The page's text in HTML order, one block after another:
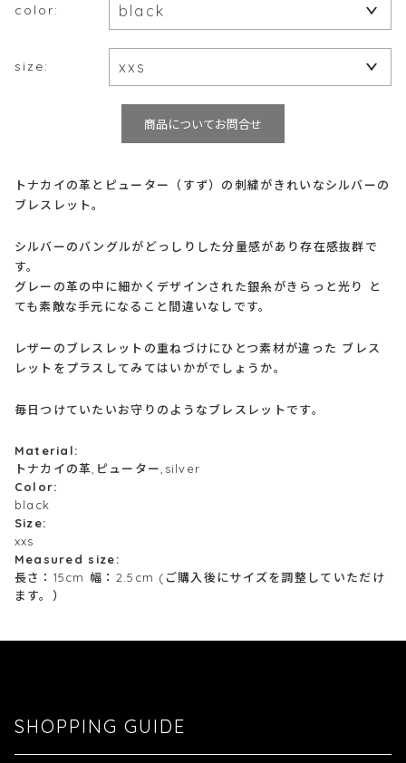
color:
size:
商品についてお問合せ
トナカイの革とピューター（すず）の刺繍がきれいなシルバーの
ブレスレット。
シルバーのバングルがどっしりした分量感があり存在感抜群で
す。
グレーの革の中に細かくデザインされた銀糸がきらっと光り と
ても素敵な手元になること間違いなしです。
レザーのブレスレットの重ねづけにひとつ素材が違った ブレス
レットをプラスしてみてはいかがでしょうか。
毎日つけていたいお守りのようなブレスレットです。
Material:
トナカイの革,ピューター,silver
Color:
black
Size:
xxs
Measured size:
長さ：15cm 幅：2.5cm (ご購入後にサイズを調整していただけ
ます。）
SHOPPING GUIDE